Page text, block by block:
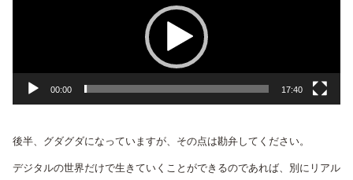
00:00 17:40
後半、グダグダになっていますが、その点は勘弁してください。
デジタルの世界だけで生きていくことができるのであれば、別にリアル